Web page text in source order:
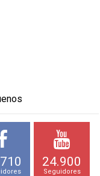
24.900
Seguidores